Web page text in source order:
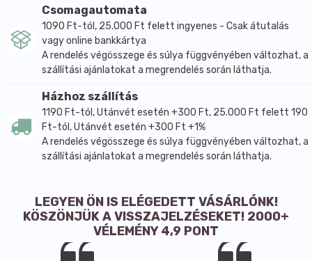
Csomagautomata
1090 Ft-tól, 25.000 Ft felett ingyenes - Csak átutalás
vagy online bankkártya
A rendelés végösszege és súlya függvényében változhat, a
szállítási ajánlatokat a megrendelés során láthatja.
Házhoz szállítás
1190 Ft-tól, Utánvét esetén +300 Ft, 25.000 Ft felett 190
Ft-tól, Utánvét esetén +300 Ft +1%
A rendelés végösszege és súlya függvényében változhat, a
szállítási ajánlatokat a megrendelés során láthatja.
LEGYEN ÖN IS ELÉGEDETT VÁSÁRLÓNK!
KÖSZÖNJÜK A VISSZAJELZÉSEKET! 2000+
VÉLEMÉNY 4,9 PONT